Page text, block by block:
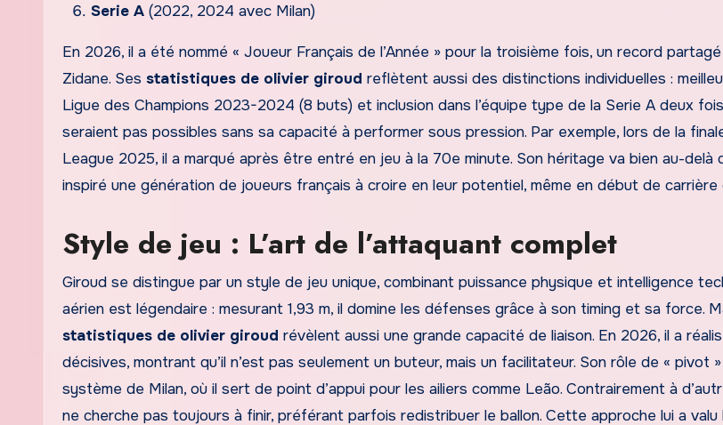
Serie A (2022, 2024 avec Milan)
En 2026, il a été nommé « Joueur Français de l’Année » pour la troisième fois, un record
Zidane. Ses statistiques de olivier giroud reflètent aussi des distinctions individuelles :
Ligue des Champions 2023-2024 (8 buts) et inclusion dans l’équipe type de la Serie A deux
seraient pas possibles sans sa capacité à performer sous pression. Par exemple, lors de la
League 2025, il a marqué après être entré en jeu à la 70e minute. Son héritage va bien au-delà
inspiré une génération de joueurs français à croire en leur potentiel, même en début de carrière
Style de jeu : L’art de l’attaquant complet
Giroud se distingue par un style de jeu unique, combinant puissance physique et intelligence
aérien est légendaire : mesurant 1,93 m, il domine les défenses grâce à son timing et sa force.
statistiques de olivier giroud révèlent aussi une grande capacité de liaison. En 2026, il a
décisives, montrant qu’il n’est pas seulement un buteur, mais un facilitateur. Son rôle de « pivot
système de Milan, où il sert de point d’appui pour les ailiers comme Leão. Contrairement à
ne cherche pas toujours à finir, préférant parfois redistribuer le ballon. Cette approche lui a valu